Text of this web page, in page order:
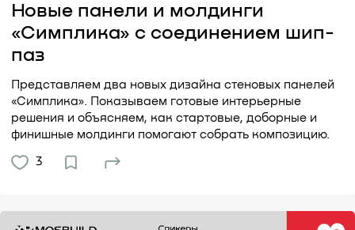
Новые панели и молдинги
«Симплика» с соединением шип-
паз
Представляем два новых дизайна стеновых панелей
«Симплика». Показываем готовые интерьерные
решения и объясняем, как стартовые, доборные и
финишные молдинги помогают собрать композицию.
3